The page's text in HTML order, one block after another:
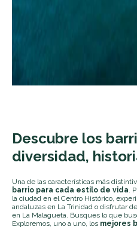
Descubre los
diversidad,
Una de las características más
barrio para cada estilo de vida .
la ciudad en el Centro Histórico,
andaluzas en La Trinidad o disfrutar
en La Malagueta. Busques lo que
Exploremos, uno a uno, los mejores